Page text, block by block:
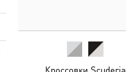
Кроссовки Scuderia